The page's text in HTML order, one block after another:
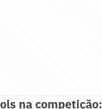
na competição: